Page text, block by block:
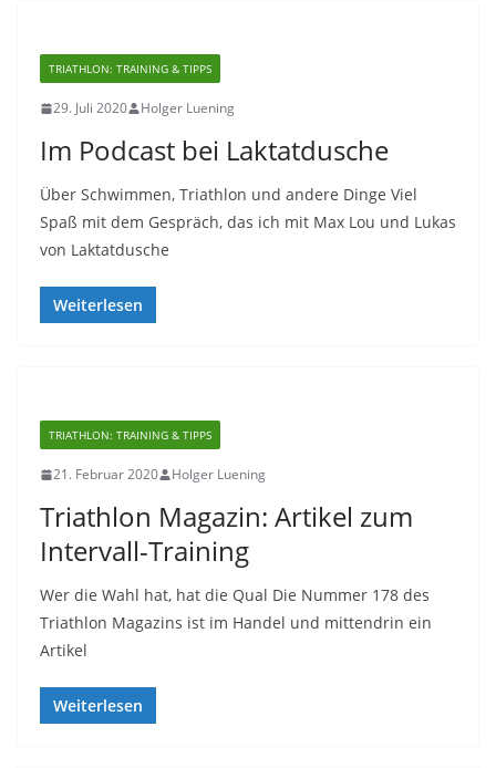
TRIATHLON: TRAINING & TIPPS
29. Juli 2020 Holger Luening
Im Podcast bei Laktatdusche
Über Schwimmen, Triathlon und andere Dinge Viel
Spaß mit dem Gespräch, das ich mit Max Lou und Lukas
von Laktatdusche
Weiterlesen
TRIATHLON: TRAINING & TIPPS
21. Februar 2020 Holger Luening
Triathlon Magazin: Artikel zum
Intervall-Training
Wer die Wahl hat, hat die Qual Die Nummer 178 des
Triathlon Magazins ist im Handel und mittendrin ein
Artikel
Weiterlesen